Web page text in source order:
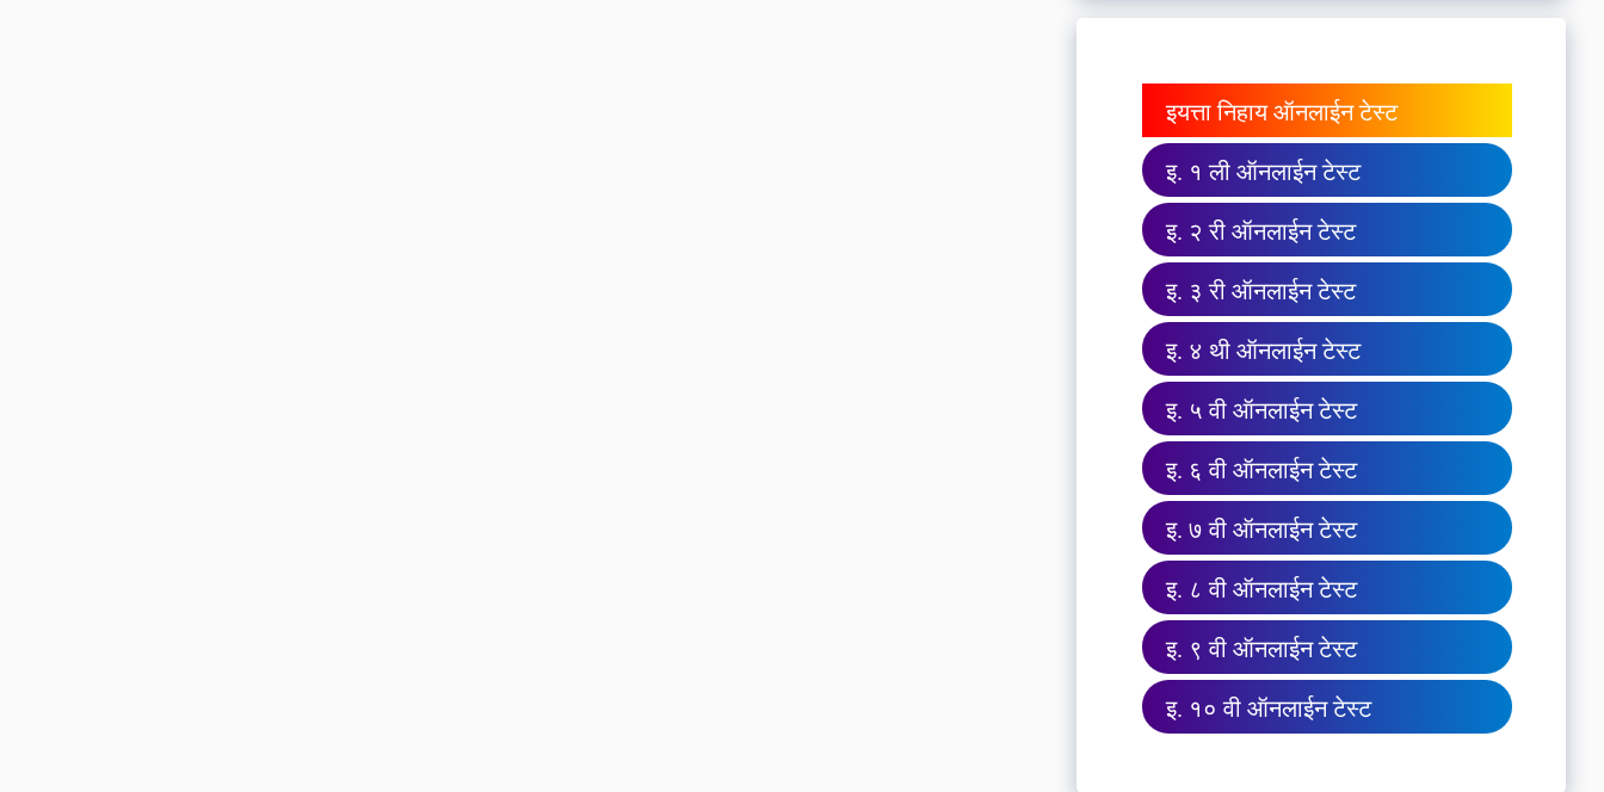
इयत्ता निहाय ऑनलाईन टेस्ट
इ. १ ली ऑनलाईन टेस्ट
इ. २ री ऑनलाईन टेस्ट
इ. ३ री ऑनलाईन टेस्ट
इ. ४ थी ऑनलाईन टेस्ट
इ. ५ वी ऑनलाईन टेस्ट
इ. ६ वी ऑनलाईन टेस्ट
इ. ७ वी ऑनलाईन टेस्ट
इ. ८ वी ऑनलाईन टेस्ट
इ. ९ वी ऑनलाईन टेस्ट
इ. १० वी ऑनलाईन टेस्ट